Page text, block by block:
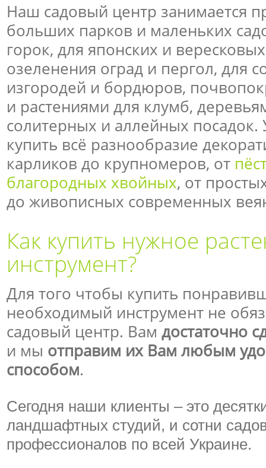
Наш садовый центр занимается
больших парков и маленьких
горок, для японских и
озеленения оград и пергол, для
изгородей и бордюров,
и растениями для клумб,
солитерных и аллейных
купить всё разнообразие
карликов до крупномеров, от
благородных хвойных, от
до живописных современных
Как купить нужное
инструмент?
Для того чтобы купить
необходимый инструмент не
садовый центр. Вам достаточно
и мы отправим их Вам любым
способом.
Сегодня наши клиенты – это
ландшафтных студий, и сотни
профессионалов по всей Украине.